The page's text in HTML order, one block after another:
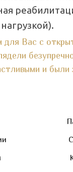
Вас с
и были